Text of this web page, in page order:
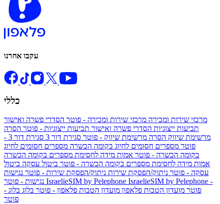
עקבו אחרנו
כללי
מרכזי שירות ומכירה מרכזי שירות ומכירה - פוטר הסדרי פשרה ואישור
תביעות ייצוגיות הסדרי פשרה ואישור תביעות ייצוגיות - פוטר הסרה
מרשימת שיווק הסרה מרשימת שיווק - פוטר סגירת דור 3
סגירת דור 3 -
פוטר מספרים חסומים לחיוג בקומה הכשרה מספרים חסומים לחיוג
בקומה הכשרה - פוטר אמות מידה לחסימת מספרים בקומה הכשרה
אמות מידה לחסימת מספרים בקומה הכשרה - פוטר ביטול עסקה ביטול
עסקה - פוטר ניתוק/הפסקת שירות ניתוק/הפסקת שירות - פוטר נגישות
IsraelieSIM by Pelephone IsraelieSIM by Pelephone -
פוטר מועדון הטבות פלאפון מועדון הטבות פלאפון - פוטר בלוג בלוג -
פוטר